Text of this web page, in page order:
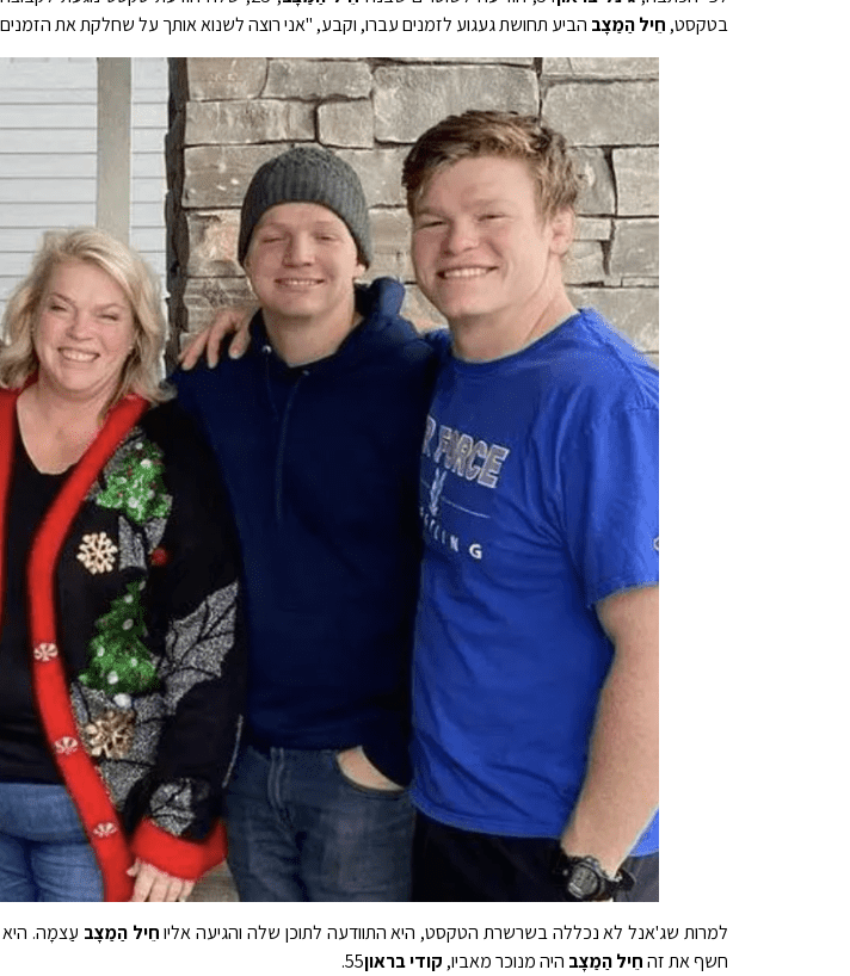
בטקסט, חֵיל הַמַצָב הביע תחושת געגוע לזמנים עברו, וקבע, "אני רוצה לשנוא אותך על שחלקת את
למרות שג'אנל לא נכללה בשרשרת הטקסט, היא התוודעה לתוכן שלה והגיעה אליוחֵיל הַמַצָב עַצמָה.
חשף את זהחֵיל הַמַצָב היה מנוכר מאביו, קודי בראון55.